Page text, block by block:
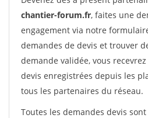
chantier-forum.fr, faites une
engagement via notre
demandes de devis et trouver
demande validée, vous
devis enregistrées depuis les
tous les partenaires du réseau.
Toutes les demandes devis